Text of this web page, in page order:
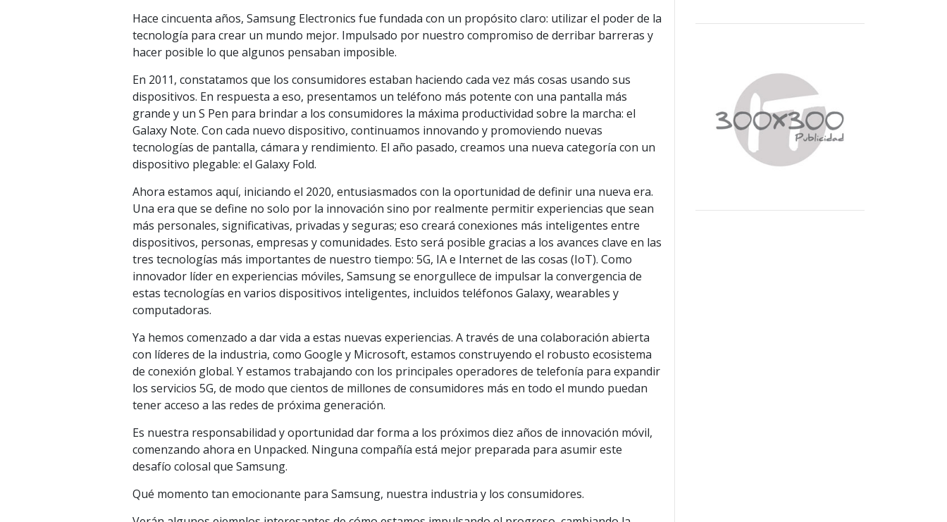
Hace cincuenta años, Samsung Electronics fue fundada con un propósito claro: utilizar el poder de la
tecnología para crear un mundo mejor. Impulsado por nuestro compromiso de derribar barreras y
hacer posible lo que algunos pensaban imposible.
En 2011, constatamos que los consumidores estaban haciendo cada vez más cosas usando sus
dispositivos. En respuesta a eso, presentamos un teléfono más potente con una pantalla más
grande y un S Pen para brindar a los consumidores la máxima productividad sobre la marcha: el
Galaxy Note. Con cada nuevo dispositivo, continuamos innovando y promoviendo nuevas
tecnologías de pantalla, cámara y rendimiento. El año pasado, creamos una nueva categoría con un
dispositivo plegable: el Galaxy Fold.
Ahora estamos aquí, iniciando el 2020, entusiasmados con la oportunidad de definir una nueva era.
Una era que se define no solo por la innovación sino por realmente permitir experiencias que sean
más personales, significativas, privadas y seguras; eso creará conexiones más inteligentes entre
dispositivos, personas, empresas y comunidades. Esto será posible gracias a los avances clave en las
tres tecnologías más importantes de nuestro tiempo: 5G, IA e Internet de las cosas (IoT). Como
innovador líder en experiencias móviles, Samsung se enorgullece de impulsar la convergencia de
estas tecnologías en varios dispositivos inteligentes, incluidos teléfonos Galaxy, wearables y
computadoras.
Ya hemos comenzado a dar vida a estas nuevas experiencias. A través de una colaboración abierta
con líderes de la industria, como Google y Microsoft, estamos construyendo el robusto ecosistema
de conexión global. Y estamos trabajando con los principales operadores de telefonía para expandir
los servicios 5G, de modo que cientos de millones de consumidores más en todo el mundo puedan
tener acceso a las redes de próxima generación.
Es nuestra responsabilidad y oportunidad dar forma a los próximos diez años de innovación móvil,
comenzando ahora en Unpacked. Ninguna compañía está mejor preparada para asumir este
desafío colosal que Samsung.
Qué momento tan emocionante para Samsung, nuestra industria y los consumidores.